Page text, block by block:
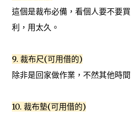
這個是裁布必備，看個人要不要
利，用太久。
9. 裁布尺(可用借的)
除非是回家做作業，不然其他時
10. 裁布墊(可用借的)